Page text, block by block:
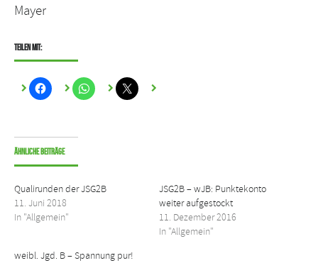
Mayer
Teilen mit:
Ähnliche Beiträge
Qualirunden der JSG2B
11. Juni 2018
In "Allgemein"
JSG2B – wJB: Punktekonto
weiter aufgestockt
11. Dezember 2016
In "Allgemein"
weibl. Jgd. B – Spannung pur!